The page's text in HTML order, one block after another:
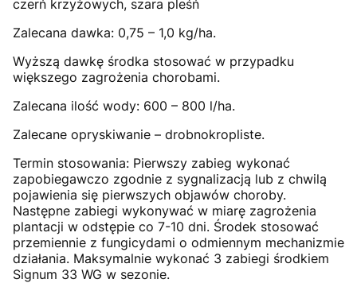
czerń krzyżowych, szara pleśń
Zalecana dawka: 0,75 – 1,0 kg/ha.
Wyższą dawkę środka stosować w przypadku
większego zagrożenia chorobami.
Zalecana ilość wody: 600 – 800 l/ha.
Zalecane opryskiwanie – drobnokropliste.
Termin stosowania: Pierwszy zabieg wykonać
zapobiegawczo zgodnie z sygnalizacją lub z chwilą
pojawienia się pierwszych objawów choroby.
Następne zabiegi wykonywać w miarę zagrożenia
plantacji w odstępie co 7-10 dni. Środek stosować
przemiennie z fungicydami o odmiennym mechanizmie
działania. Maksymalnie wykonać 3 zabiegi środkiem
Signum 33 WG w sezonie.